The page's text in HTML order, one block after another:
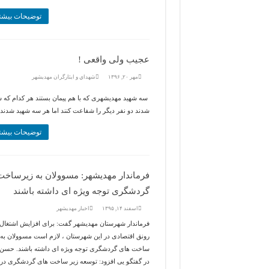
توضیحات
عجیب ولی واقعی !
مهر ۲۰, ۱۳۹۶ شهداي و ايثارگران مهديشهر
سه شهید مهدیشهری که با هم پیمان بستند هر کدام که
شدند دو نفر دیگر را شفاعت کنند اما هر سه شهید
توضیحات
فرماندار مهدیشهر: مسوولان به
گردشگری توجه ویژه ای داشته باشند
اسفند ۱۴, ۱۳۹۵ اخبار مهديشهر
فرماندار شهرستان مهدیشهر گفت: برای افزایش
رونق اقتصادی در این شهرستان ، لازم است مسوولان به
ساخت های گردشگری توجه ویژه ای داشته باشند.
در گفتگو یی افزود: توسعه زیر ساخت های گردشگری در